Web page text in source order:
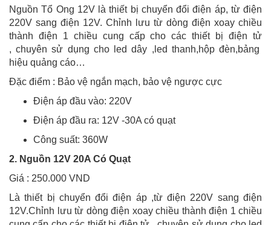
Nguồn Tổ Ong 12V là thiết bị chuyển đổi điện áp, từ điện
220V sang điện 12V. Chỉnh lưu từ dòng điện xoay chiều
thành điện 1 chiều cung cấp cho các thiết bị điện tử
, chuyên sử dụng cho led dây ,led thanh,hộp đèn,bảng
hiệu quảng cáo…
Đặc điểm : Bảo vệ ngắn mạch, bảo vệ ngược cực
Điện áp đầu vào: 220V
Điện áp đầu ra: 12V -30A có quạt
Công suất: 360W
2. Nguồn 12V 20A Có Quạt
Giá : 250.000 VND
Là thiết bị chuyển đổi điện áp ,từ điện 220V sang điện
12V.Chỉnh lưu từ dòng điện xoay chiều thành điện 1 chiều